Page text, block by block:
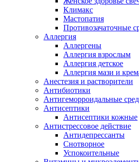
Климакс
Мастопатия
Противозачаточные
Аллергия
Аллергены
Аллергия взрослым
Аллергия детское
Аллергия мази и
Анестезия и растворители
Антибиотики
Антигеморроидальные
Антисептики
Антисептики кожные
Антистрессовое действие
Антидепрессанты
Снотворное
Успокоительные